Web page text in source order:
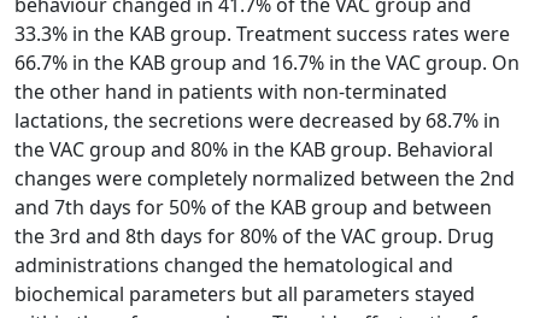
33.3% in the KAB group. Treatment success rates were
66.7% in the KAB group and 16.7% in the VAC group. On
the other hand in patients with non-terminated
lactations, the secretions were decreased by 68.7% in
the VAC group and 80% in the KAB group. Behavioral
changes were completely normalized between the 2nd
and 7th days for 50% of the KAB group and between
the 3rd and 8th days for 80% of the VAC group. Drug
administrations changed the hematological and
biochemical parameters but all parameters stayed